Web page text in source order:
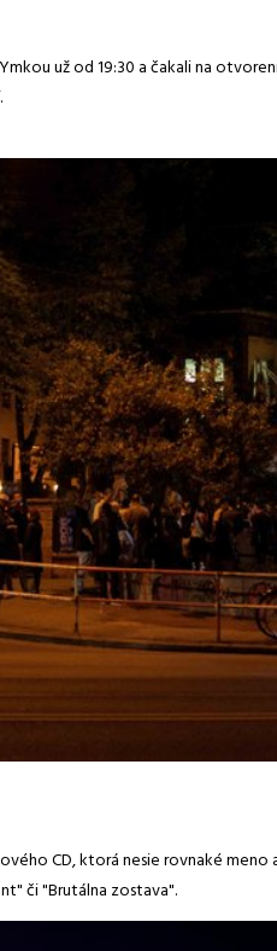
už od 19:30 a čakali na
CD, ktorá nesie rovnaké
či "Brutálna zostava".